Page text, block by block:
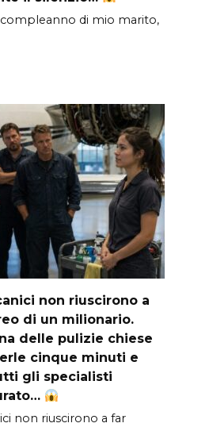
di mio marito,
non riuscirono a
di un milionario.
delle pulizie chiese
cinque minuti e
gli specialisti
non riuscirono a far